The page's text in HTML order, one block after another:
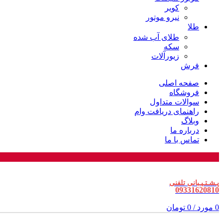
کویر
نیرو موتور
طلا
طلای آب شده
سکه
زیورآلات
فرش
صفحه اصلی
فروشگاه
سوالات متداول
راهنمای دریافت وام
وبلاگ
درباره ما
تماس با ما
پـشـتـیـبانی تلفنی
09331620810
0 مورد /
0 تومان